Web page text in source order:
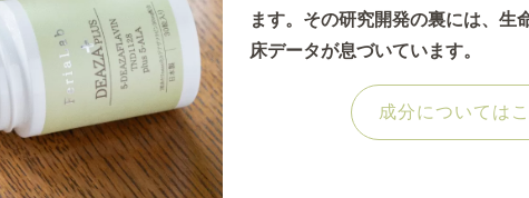
ます。その研究開発の裏には、生
床データが息づいています。
成分については